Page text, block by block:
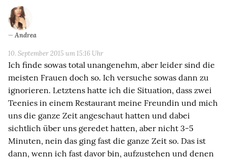
Andrea
10. September 2015 um 15:16 Uhr
Ich finde sowas total unangenehm, aber leider sind die
meisten Frauen doch so. Ich versuche sowas dann zu
ignorieren. Letztens hatte ich die Situation, dass zwei
Teenies in einem Restaurant meine Freundin und mich
uns die ganze Zeit angeschaut hatten und dabei
sichtlich über uns geredet hatten, aber nicht 3-5
Minuten, nein das ging fast die ganze Zeit so. Das ist
dann, wenn ich fast davor bin, aufzustehen und denen